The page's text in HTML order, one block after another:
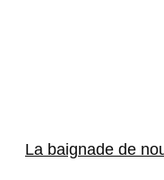
La baignade de